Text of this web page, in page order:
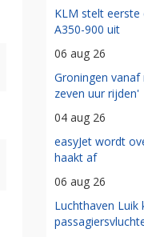
KLM stelt
A350-900 uit
06 aug 26
Groningen
zeven uur rijden'
04 aug 26
easyJet wordt
haakt af
06 aug 26
Luchthaven